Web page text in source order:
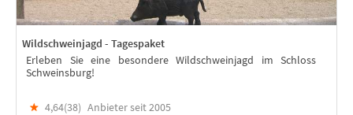
Wildschweinjagd - Tagespaket
Erleben Sie eine besondere Wildschweinjagd im Schloss
Schweinsburg!
★ 4,64(38) Anbieter seit 2005